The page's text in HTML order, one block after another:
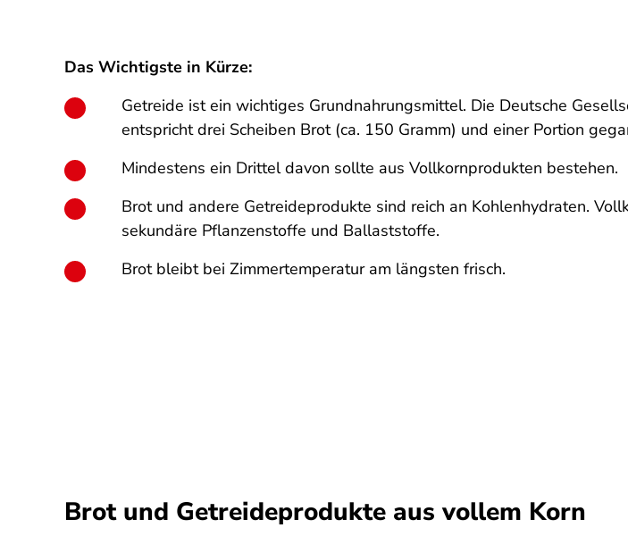
Das Wichtigste in Kürze:
Getreide ist ein wichtiges Grundnahrungsmittel. Die Deutsche
entspricht drei Scheiben Brot (ca. 150 Gramm) und einer Portion
Mindestens ein Drittel davon sollte aus Vollkornprodukten bestehen.
Brot und andere Getreideprodukte sind reich an Kohlenhydraten.
sekundäre Pflanzenstoffe und Ballaststoffe.
Brot bleibt bei Zimmertemperatur am längsten frisch.
Brot und Getreideprodukte aus vollem Korn